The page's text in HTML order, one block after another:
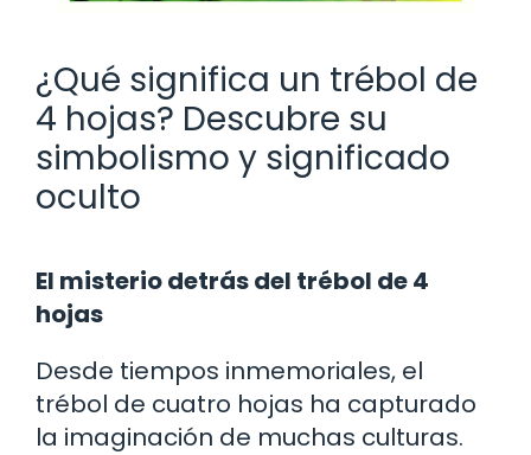
¿Qué significa un trébol de
4 hojas? Descubre su
simbolismo y significado
oculto
El misterio detrás del trébol de 4
hojas
Desde tiempos inmemoriales, el
trébol de cuatro hojas ha capturado
la imaginación de muchas culturas.